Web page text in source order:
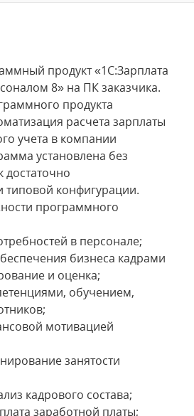
продукт «1С:Зарплата
8» на ПК заказчика.
продукта
расчета зарплаты
учета в компании
установлена без
достаточно
типовой конфигурации.
программного
в персонале;
бизнеса кадрами
и оценка;
обучением,
мотивацией
занятости
кадрового состава;
заработной платы;